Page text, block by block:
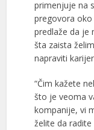
primenjuje na
pregovora oko
predlaže da je
šta zaista
napraviti
“Čim kažete
što je veoma
kompanije, vi
želite da